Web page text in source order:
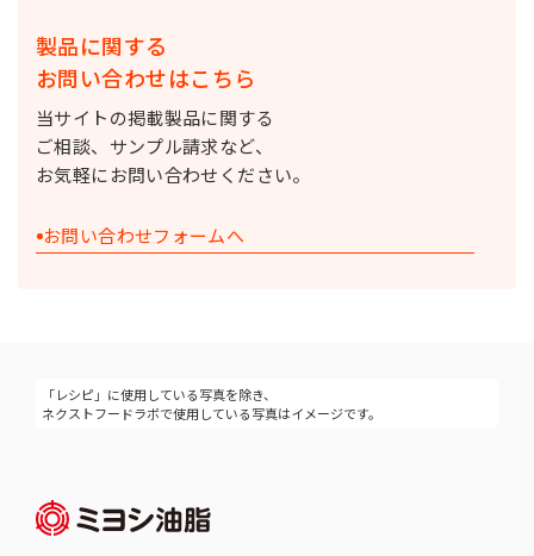
製品に関する
お問い合わせはこちら
当サイトの掲載製品に関する
ご相談、サンプル請求など、
お気軽にお問い合わせください。
お問い合わせフォームへ
「レシピ」に使用している写真を除き、
ネクストフードラボで使用している写真はイメージです。